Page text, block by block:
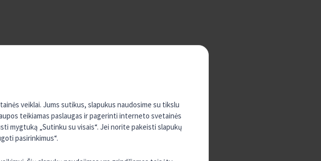
veiklai. Jums sutikus, slapukus naudosime su tikslu
teikiamas paslaugas ir pagerinti interneto svetainės
mygtuką „Sutinku su visais“. Jei norite pakeisti slapukų
pasirinkimus“.